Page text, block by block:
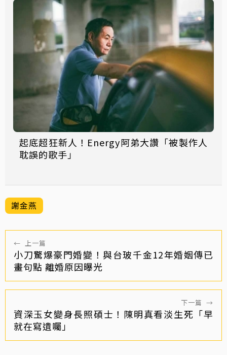
起底超狂新人！Energy阿弟大讚「被製作人
耽誤的歌手」
謝金燕
← 上一篇
小刀驚爆豪門婚變！與台玻千金12年婚姻傳已
畫句點 離婚原因曝光
下一篇 →
資深玉女變身長照碩士！陳明真看淡生死「早
就在寫遺囑」